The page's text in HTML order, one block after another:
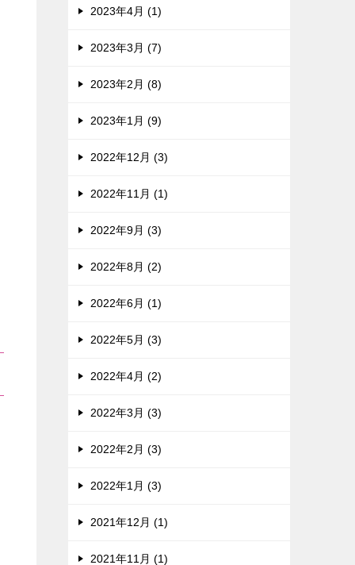
2023年4月 (1)
2023年3月 (7)
2023年2月 (8)
2023年1月 (9)
2022年12月 (3)
2022年11月 (1)
2022年9月 (3)
2022年8月 (2)
2022年6月 (1)
2022年5月 (3)
2022年4月 (2)
2022年3月 (3)
2022年2月 (3)
2022年1月 (3)
2021年12月 (1)
2021年11月 (1)